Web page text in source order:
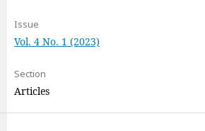
Issue
Vol. 4 No. 1 (2023)
Section
Articles